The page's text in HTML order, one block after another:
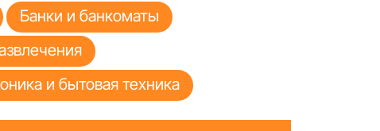
Банки и банкоматы
и бытовая техника